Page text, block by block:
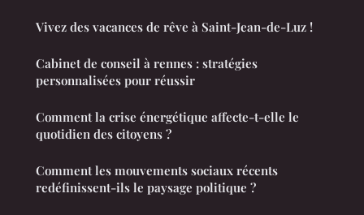
Vivez des vacances de rêve à Saint-Jean-de-Luz !
Cabinet de conseil à rennes : stratégies
personnalisées pour réussir
Comment la crise énergétique affecte-t-elle le
quotidien des citoyens ?
Comment les mouvements sociaux récents
redéfinissent-ils le paysage politique ?